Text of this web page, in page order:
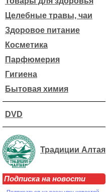
Целебные травы, чаи
Здоровое питание
Косметика
Парфюмерия
Гигиена
Бытовая химия
DVD
Традиции Алтая
Подписка на новости